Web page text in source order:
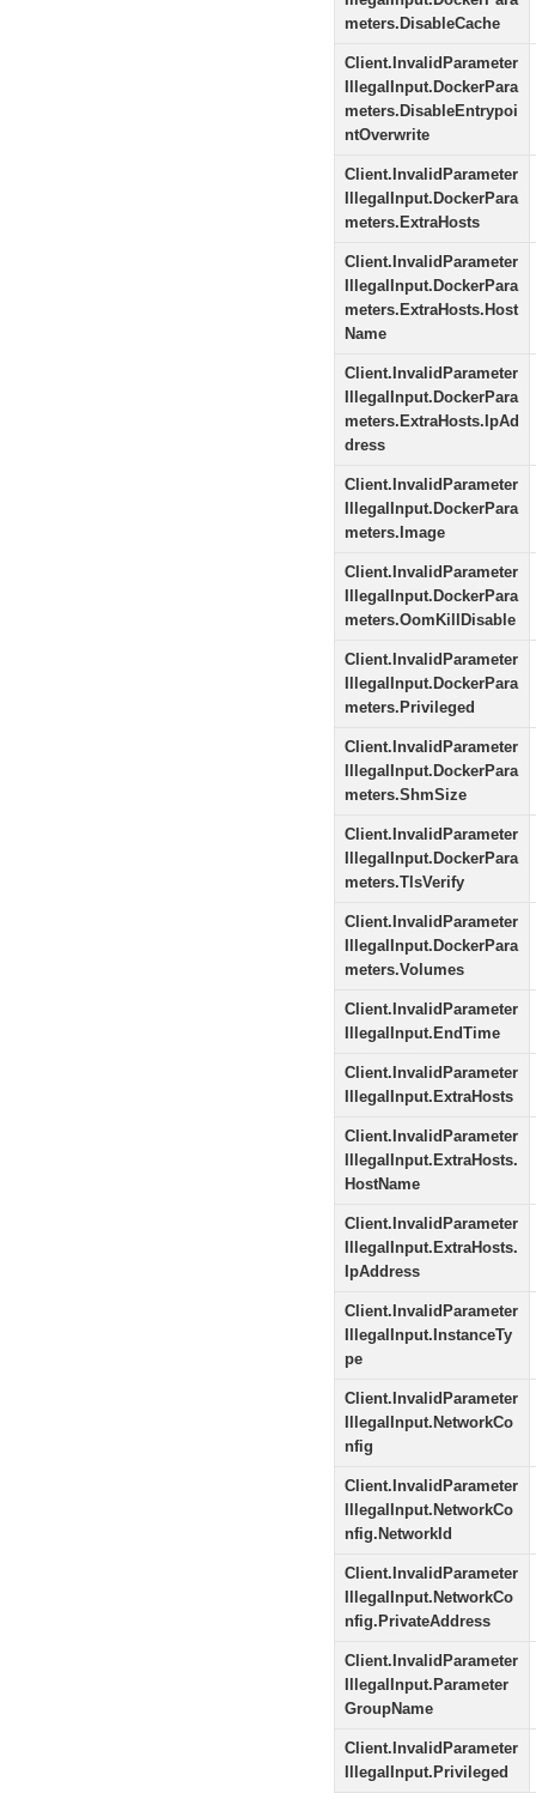
meters.DisableCache
Client.InvalidParameter
IllegalInput.DockerPara
meters.DisableEntrypoi
ntOverwrite
Client.InvalidParameter
IllegalInput.DockerPara
meters.ExtraHosts
Client.InvalidParameter
IllegalInput.DockerPara
meters.ExtraHosts.Host
Name
Client.InvalidParameter
IllegalInput.DockerPara
meters.ExtraHosts.IpAd
dress
Client.InvalidParameter
IllegalInput.DockerPara
meters.Image
Client.InvalidParameter
IllegalInput.DockerPara
meters.OomKillDisable
Client.InvalidParameter
IllegalInput.DockerPara
meters.Privileged
Client.InvalidParameter
IllegalInput.DockerPara
meters.ShmSize
Client.InvalidParameter
IllegalInput.DockerPara
meters.TlsVerify
Client.InvalidParameter
IllegalInput.DockerPara
meters.Volumes
Client.InvalidParameter
IllegalInput.EndTime
Client.InvalidParameter
IllegalInput.ExtraHosts
Client.InvalidParameter
IllegalInput.ExtraHosts.
HostName
Client.InvalidParameter
IllegalInput.ExtraHosts.
IpAddress
Client.InvalidParameter
IllegalInput.InstanceTy
pe
Client.InvalidParameter
IllegalInput.NetworkCo
nfig
Client.InvalidParameter
IllegalInput.NetworkCo
nfig.NetworkId
Client.InvalidParameter
IllegalInput.NetworkCo
nfig.PrivateAddress
Client.InvalidParameter
IllegalInput.Parameter
GroupName
Client.InvalidParameter
IllegalInput.Privileged